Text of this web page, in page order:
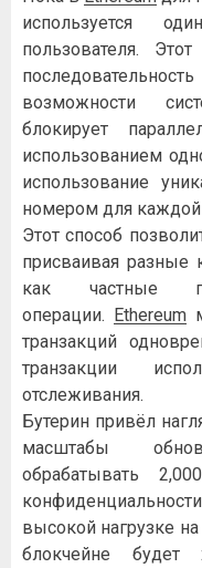
используется
пользователя.
возможности
блокирует
использованием
использование
номером для каждой
Этот способ
присваивая разные
как частные
операции. Ethereum
транзакций
транзакции
отслеживания.
Бутерин привёл
масштабы
обрабатывать
высокой нагрузке
блокчейне